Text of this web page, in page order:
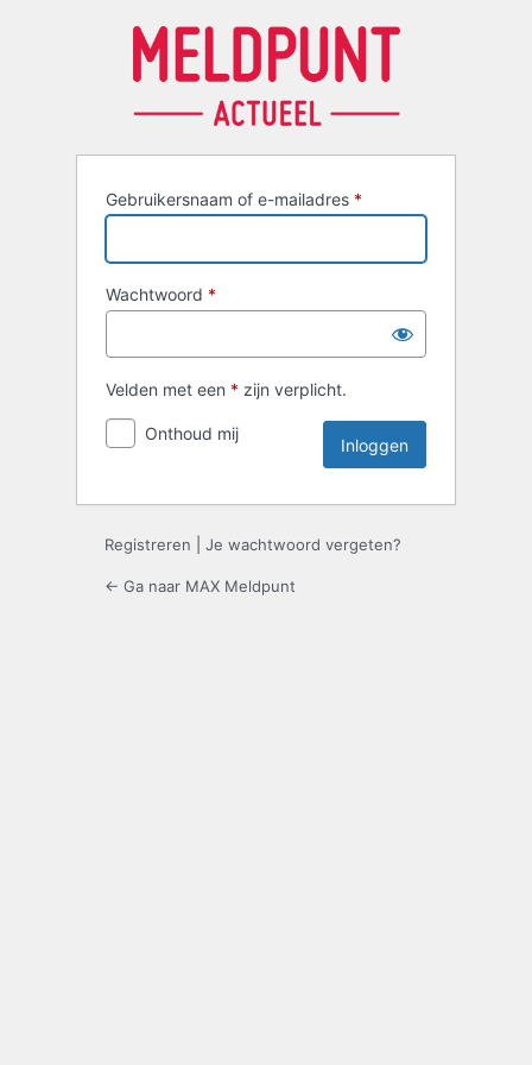
Gebruikersnaam of e-mailadres *
Wachtwoord *
Velden met een * zijn verplicht.
Onthoud mij
Registreren Je wachtwoord vergeten?
← Ga naar MAX Meldpunt